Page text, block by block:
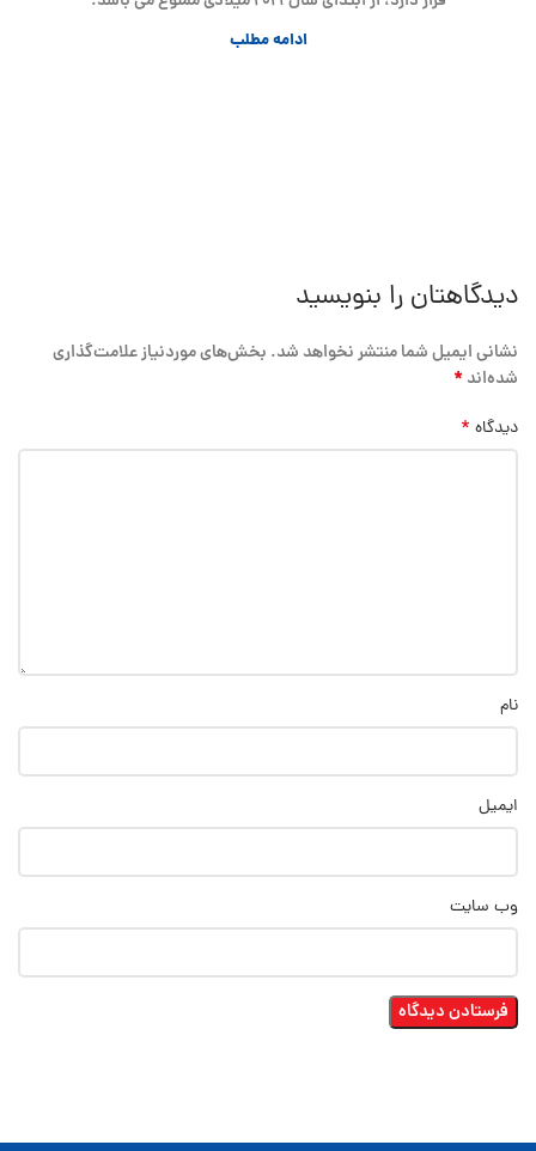
ادامه مطلب
دیدگاهتان را بنویسید
نشانی ایمیل شما منتشر نخواهد شد. بخش‌های موردنیاز علامت‌گذاری
شده‌اند*
دیدگاه *
نام
ایمیل
وب‌ سایت